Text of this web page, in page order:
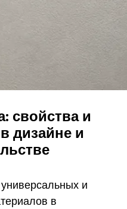
свойства и
дизайне и
и
в